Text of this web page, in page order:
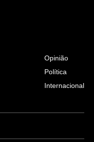
Opinião
Política
Internacional